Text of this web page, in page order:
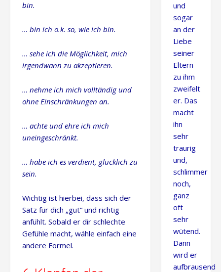
bin.
… bin ich o.k. so, wie ich bin.
… sehe ich die Möglichkeit, mich
irgendwann zu akzeptieren.
… nehme ich mich volltändig und
ohne Einschränkungen an.
… achte und ehre ich mich
uneingeschränkt.
… habe ich es verdient, glücklich zu
sein.
Wichtig ist hierbei, dass sich der
Satz für dich „gut“ und richtig
anfühlt. Sobald er dir schlechte
Gefühle macht, wähle einfach eine
andere Formel.
und
sogar
an der
Liebe
seiner
Eltern
zu ihm
zweifelt
er. Das
macht
ihn
sehr
traurig
und,
schlimmer
noch,
ganz
oft
sehr
wütend.
Dann
wird er
aufbrausend